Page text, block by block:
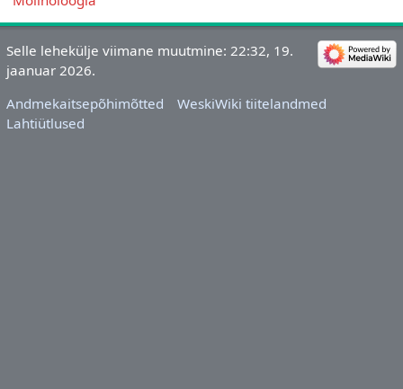
Selle lehekülje viimane muutmine: 22:32, 19.
jaanuar 2026.
Andmekaitsepõhimõtted
WeskiWiki tiitelandmed
Lahtiütlused